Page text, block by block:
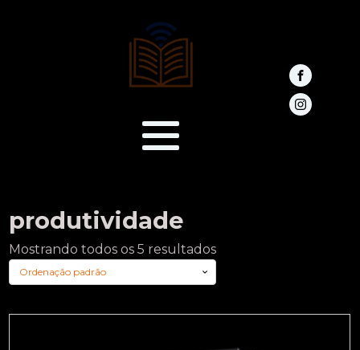
produtividade
Mostrando todos os 5 resultados